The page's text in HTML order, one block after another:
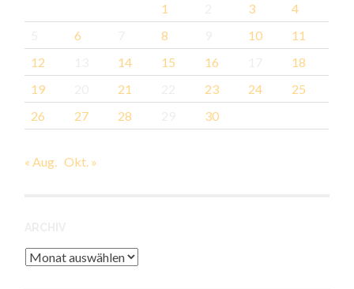
1
3
4
6 8 10
11
12
14 15 16
18
19
21 23 24
25
26
27 28 30
« Aug. Okt. »
Archiv